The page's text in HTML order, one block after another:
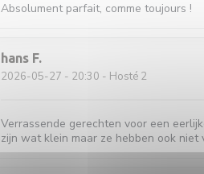
Absolument parfait, comme toujours !
hans F
2026-05-27 - 20:30 - Hosté 2
Verrassende gerechten voor een
zijn wat klein maar ze hebben ook niet